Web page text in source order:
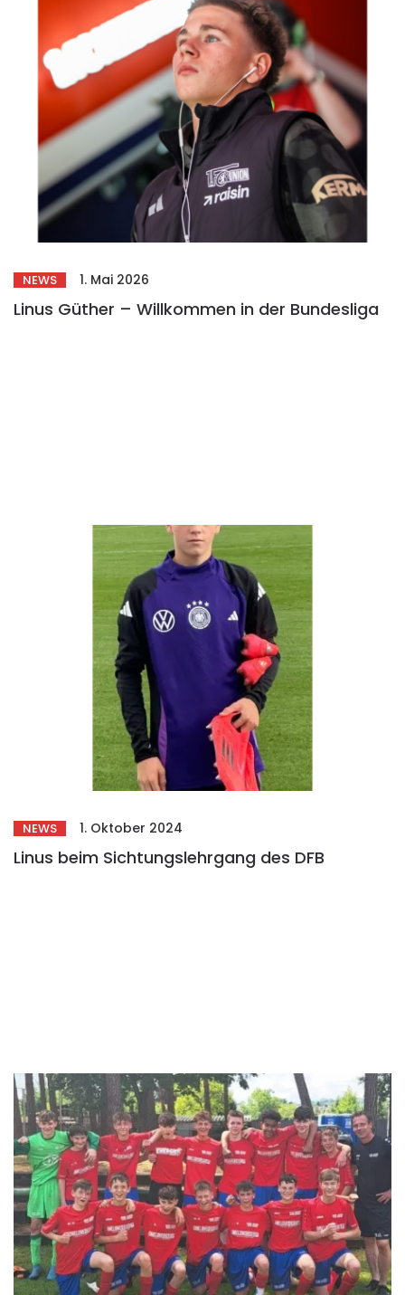
NEWS 1. Mai 2026
Linus Güther – Willkommen in der Bundesliga
NEWS 1. Oktober 2024
Linus beim Sichtungslehrgang des DFB